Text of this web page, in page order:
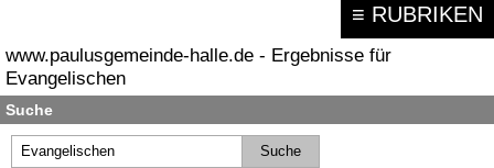
≡ RUBRIKEN
www.paulusgemeinde-halle.de - Ergebnisse für
Evangelischen
Suche